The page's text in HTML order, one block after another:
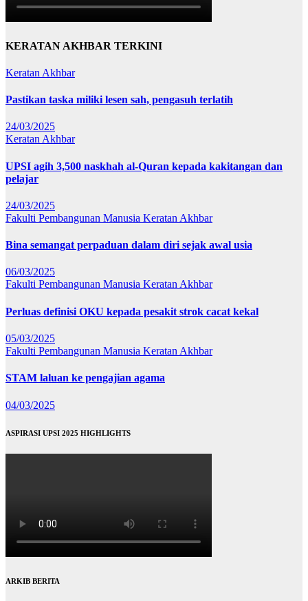
KERATAN AKHBAR TERKINI
Keratan Akhbar
Pastikan taska miliki lesen sah, pengasuh terlatih
24/03/2025
Keratan Akhbar
UPSI agih 3,500 naskhah al-Quran kepada kakitangan dan
pelajar
24/03/2025
Fakulti Pembangunan Manusia Keratan Akhbar
Bina semangat perpaduan dalam diri sejak awal usia
06/03/2025
Fakulti Pembangunan Manusia Keratan Akhbar
Perluas definisi OKU kepada pesakit strok cacat kekal
05/03/2025
Fakulti Pembangunan Manusia Keratan Akhbar
STAM laluan ke pengajian agama
04/03/2025
ASPIRASI UPSI 2025 HIGHLIGHTS
ARKIB BERITA